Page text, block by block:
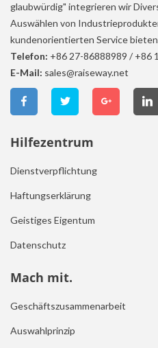
glaubwürdig" integrieren wir
Auswählen von
kundenorientierten Service
Telefon: +86 27-86888989 / +86
E-Mail: sales@raiseway.net
Hilfezentrum
Dienstverpflichtung
Haftungserklärung
Geistiges Eigentum
Datenschutz
Mach mit.
Geschäftszusammenarbeit
Auswahlprinzip